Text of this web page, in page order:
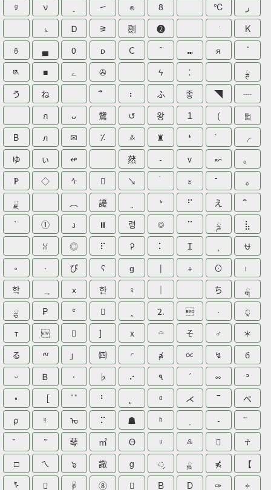
ᵍ
ν ㇀ ๏ 8 ℃
ر
ﮥ
Ꭰ ⚞ 㔇 ❷
K
ꈊ
▄ 0 ᴅ Ｃ ⑉ я
ॱ
༁
■ ے ✇ ϟ ⁚
ྚ
う
ね ⠆ ふ 좋 ◥
┈
ก
ᴗ 䳱 ↺ 왕 １ (
༖
B
ᴫ ✉ ⁒ ࿏ ♜ ❛
╭
ゆ
ぃ ↫ 䔳 ‐ v ↜
。
ℙ
◇ ᠰ  ↘ ะ
｡
ྗ
︵ 䜡 ᔉ ⠋
え
`
① ᴊ ⏸ 령 © ⠉ ྜ
⣧
ꈍ
◎ ⠏ Ꭾ ⠅ Ｉ
⛎
༚
∙ ぴ ʕ ɡ | +
⊙
학
х 한 ♀ ｜ ち
ྒ
ྕ
₱ ʿ  ⒉  ٠
ᤪ
т
  ］ x ⌔ そ ♂
＊
る
ྋ 」 ㈣ ◜ ⱥ ∝ ↯
б
ᵕ
Ᏼ ⸱ ♭ ⠔ ٩ ´ ༛
ʾ
◦
［ ⠃ ᵈ ⋌ ‾
ぺ
ρ
☿ ᠣ ⠍ ☗ ʱ
-
䔷
㎡ Θ ༜ 
☥
□
ㄟ ๖ 䜘 g ᤹ ྑ ⋠
【
ᠯ
 ☟ ⑧  Ｂ D ✑ ༓